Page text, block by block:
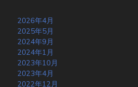
2026年4月
2025年5月
2024年9月
2024年1月
2023年10月
2023年4月
2022年12月